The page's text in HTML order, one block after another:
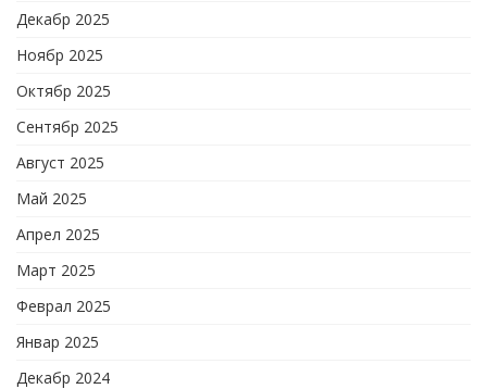
Декабр 2025
Ноябр 2025
Октябр 2025
Сентябр 2025
Август 2025
Май 2025
Апрел 2025
Март 2025
Феврал 2025
Январ 2025
Декабр 2024